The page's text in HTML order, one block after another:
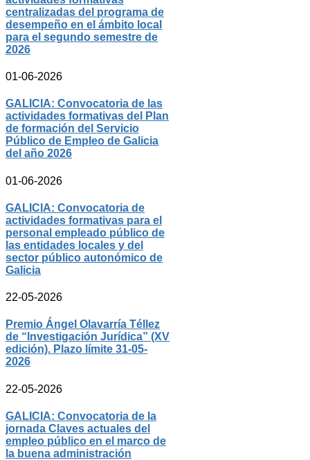
centralizadas del programa de
desempeño en el ámbito local
para el segundo semestre de
2026
01-06-2026
GALICIA: Convocatoria de las
actividades formativas del Plan
de formación del Servicio
Público de Empleo de Galicia
del año 2026
01-06-2026
GALICIA: Convocatoria de
actividades formativas para el
personal empleado público de
las entidades locales y del
sector público autonómico de
Galicia
22-05-2026
Premio Ángel Olavarría Téllez
de “Investigación Jurídica” (XV
edición). Plazo límite 31-05-
2026
22-05-2026
GALICIA: Convocatoria de la
jornada Claves actuales del
empleo público en el marco de
la buena administración